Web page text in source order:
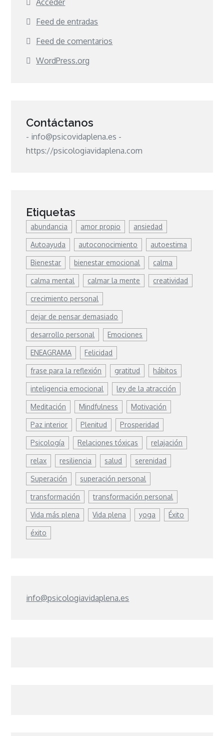
Feed de entradas
Feed de comentarios
WordPress.org
Contáctanos
- info@psicovidaplena.es -
https://psicologiavidaplena.com
Etiquetas
abundancia amor propio ansiedad
Autoayuda autoconocimiento autoestima
Bienestar bienestar emocional calma
calma mental calmar la mente creatividad
crecimiento personal
dejar de pensar demasiado
desarrollo personal Emociones
ENEAGRAMA Felicidad
frase para la reflexión gratitud hábitos
inteligencia emocional ley de la atracción
Meditación Mindfulness Motivación
Paz interior Plenitud Prosperidad
Psicología Relaciones tóxicas relajación
relax resiliencia salud serenidad
Superación superación personal
transformación transformación personal
Vida más plena Vida plena yoga Éxito
éxito
info@psicologiavidaplena.es